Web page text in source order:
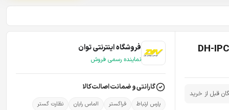
قبل از خرید
فروشگاه اینترنتی توان
نماینده رسمی فروش
گارانتی و ضمانت اصالت کالا
پارس ارتباط فراگستر الماس رایان
نظارت گستر